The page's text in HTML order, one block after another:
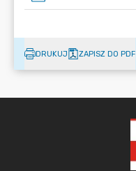
DRUKUJ ZAPISZ DO PDF